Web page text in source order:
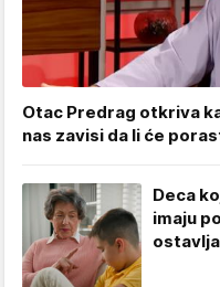
Otac Predrag otkriva
nas zavisi da li će
Deca
imaju